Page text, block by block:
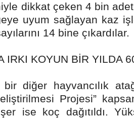
dikkat çeken 4 bin adet
uyum sağlayan kaz
14 bine çıkardılar.
IRKI KOYUN BİR YILDA
bir diğer hayvancılık
Projesi”
ise koç dağıtıldı.